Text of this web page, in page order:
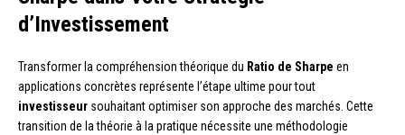
d’Investissement
Transformer la compréhension théorique du Ratio de Sharpe en
applications concrètes représente l’étape ultime pour tout
investisseur souhaitant optimiser son approche des marchés. Cette
transition de la théorie à la pratique nécessite une méthodologie